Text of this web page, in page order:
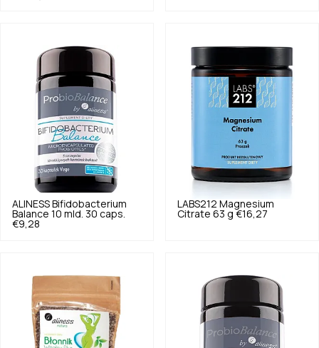
ALINESS Bifidobacterium
Balance 10 mld. 30 caps.
€9,28
LABS212 Magnesium
Citrate 63 g €16,27